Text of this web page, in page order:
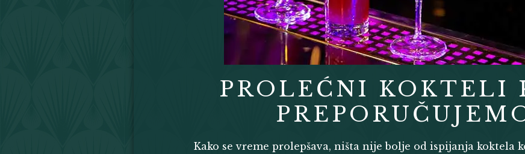
PROLEĆNI KOKTELI
Kako se vreme prolepšava, ništa nije bolje od ispijanja koktela